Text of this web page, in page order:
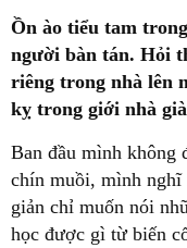
Ồn ào tiểu tam
người bàn tán. Hỏi
riêng trong nhà lên
kỵ trong giới nhà
Ban đầu mình không
chín muồi, mình nghĩ
giản chỉ muốn nói
học được gì từ biến